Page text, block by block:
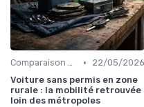
Comparaison des Modèles •
22/05/2026
Voiture sans permis en zone
rurale : la mobilité retrouvée
loin des métropoles